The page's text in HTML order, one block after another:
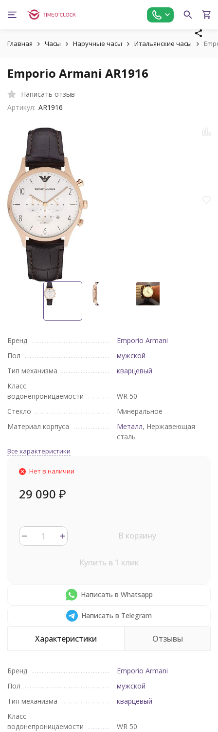
Главная Часы Наручные часы Итальянские часы
Emporio Armani AR1916
Написать отзыв
Артикул: AR1916
Бренд
Emporio Armani
Пол
мужской
Тип механизма
кварцевый
Класс
водонепроницаемости
WR 50
Стекло
Минеральное
Материал корпуса
Металл, Нержавеющая
сталь
Все характеристики
Нет в наличии
29 090 ₽
В корзину
Купить в 1 клик
Написать в Whatsapp
Написать в Telegram
Характеристики Отзывы
Бренд
Emporio Armani
Пол
мужской
Тип механизма
кварцевый
Класс
водонепроницаемости
WR 50